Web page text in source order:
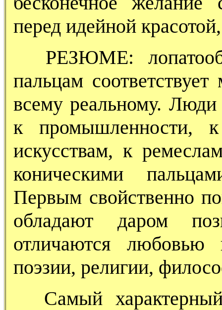
перед идейной
РЕЗЮМЕ:
пальцам
всему реальному.
к промышленности,
искусствам, к
коническими
Первым свойственно
обладают даром
отличаются
поэзии, религии,
Самый